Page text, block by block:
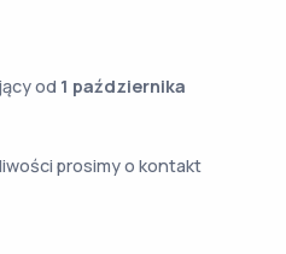
od 1 października
prosimy o kontakt